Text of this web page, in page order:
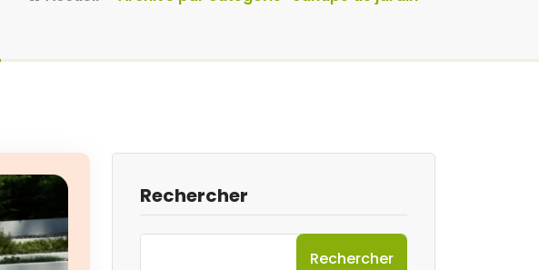
Rechercher
Rechercher